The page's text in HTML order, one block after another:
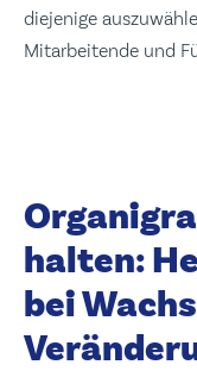
diejenige
Mitarbeitende und
halten:
bei